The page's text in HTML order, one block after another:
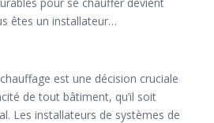
est une décision cruciale
de tout bâtiment, qu’il soit
Les installateurs de systèmes de
êtes un installateur…